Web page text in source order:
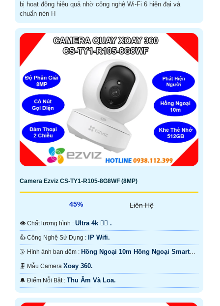
bị hoạt động hiệu quả nhờ công nghệ Wi-Fi 6 hiện đại và
chuẩn nén H
Camera Ezviz CS-TY1-R105-8G8WF (8MP)
45% Liên Hệ
👁 Chất lượng hình : Ultra 4k 👍🏾 .
👍 Công Nghệ Sử Dụng : IP Wifi.
🌛 Hình ảnh ban đêm : Hồng Ngoại 10m Hồng Ngoại Smart
IR.🗜️ Mẫu Camera Xoay 360.
️🔔 Điểm Nỗi Bật : Thu Âm Và Loa.